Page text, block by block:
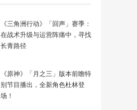
《三角洲行动》「回声」赛季：
在战术升级与运营阵痛中，寻找
长青路径
《原神》「月之三」版本前瞻特
别节目播出，全新角色杜林登
场！